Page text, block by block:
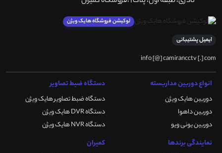
لوکیشن فروشگاه هایک ویژن
ایمیل پشتیبانی
info [@] camirancctv [.] com
انواع دوربین مداربسته
دوربین هایک ویژن
دوربین داهوا
دوربین یونی ویو
دستگاه ضبط تصاویر
دستگاه ضبط تصاویر هایک ویژن
دستگاه DVR هایک ویژن
دستگاه NVR هایک ویژن
نمایندگی برندها کمیران